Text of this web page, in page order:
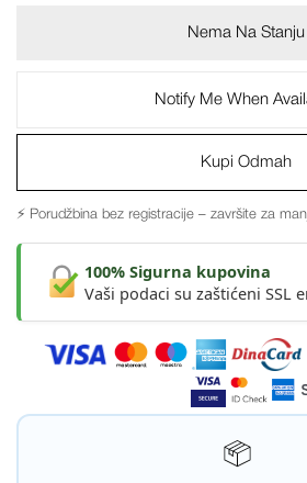
Nema Na Stanju
Notify Me When
Kupi Odmah
⚡ Porudžbina bez registracije – završite za
100% Sigurna kupovina
Vaši podaci su zaštićeni SSL